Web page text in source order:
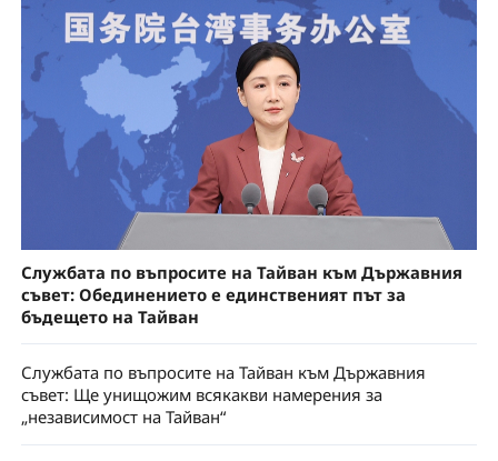
Службата по въпросите на Тайван към Държавния
съвет: Обединението е единственият път за
бъдещето на Тайван
Службата по въпросите на Тайван към Държавния
съвет: Ще унищожим всякакви намерения за
„независимост на Тайван“